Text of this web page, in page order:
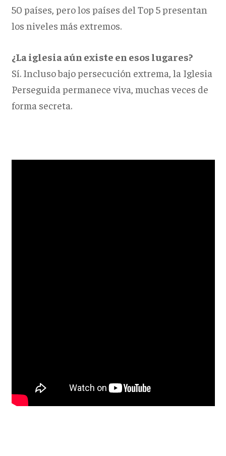
50 países, pero los países del Top 5 presentan
los niveles más extremos.
¿La iglesia aún existe en esos lugares?
Sí. Incluso bajo persecución extrema, la Iglesia
Perseguida permanece viva, muchas veces de
forma secreta.